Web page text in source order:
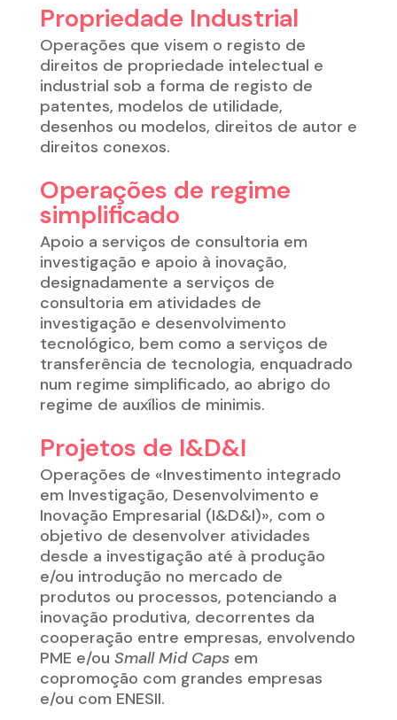
Propriedade Industrial
Operações que visem o registo de
direitos de propriedade intelectual e
industrial sob a forma de registo de
patentes, modelos de utilidade,
desenhos ou modelos, direitos de autor e
direitos conexos.
Operações de regime
simplificado
Apoio a serviços de consultoria em
investigação e apoio à inovação,
designadamente a serviços de
consultoria em atividades de
investigação e desenvolvimento
tecnológico, bem como a serviços de
transferência de tecnologia, enquadrado
num regime simplificado, ao abrigo do
regime de auxílios de minimis.
Projetos de I&D&I
Operações de «Investimento integrado
em Investigação, Desenvolvimento e
Inovação Empresarial (I&D&I)», com o
objetivo de desenvolver atividades
desde a investigação até à produção
e/ou introdução no mercado de
produtos ou processos, potenciando a
inovação produtiva, decorrentes da
cooperação entre empresas, envolvendo
PME e/ou Small Mid Capsem
copromoção com grandes empresas
e/ou com ENESII.